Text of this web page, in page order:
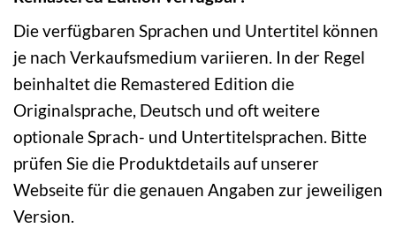
Die verfügbaren Sprachen und Untertitel können
je nach Verkaufsmedium variieren. In der Regel
beinhaltet die Remastered Edition die
Originalsprache, Deutsch und oft weitere
optionale Sprach- und Untertitelsprachen. Bitte
prüfen Sie die Produktdetails auf unserer
Webseite für die genauen Angaben zur jeweiligen
Version.